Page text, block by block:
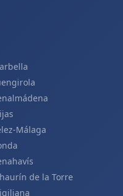
Málaga
de la Torre